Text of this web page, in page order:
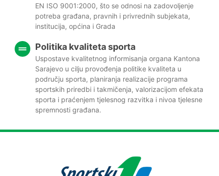
EN ISO 9001:2000, što se odnosi na zadovoljenje
potreba građana, pravnih i privrednih subjekata,
institucija, općina i Grada
Politika kvaliteta sporta
Uspostave kvalitetnog informisanja organa Kantona
Sarajevo u cilju provođenja politike kvaliteta u
području sporta, planiranja realizacije programa
sportskih priredbi i takmičenja, valorizacijom efekata
sporta i praćenjem tjelesnog razvitka i nivoa tjelesne
spremnosti građana.